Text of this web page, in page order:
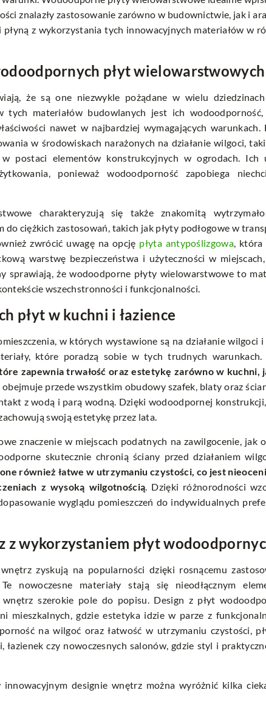
znalazły zastosowanie zarówno w budownictwie, jak i
z wykorzystania tych innowacyjnych materiałów w
płyt wielowarstwowych
że są one niezwykle pożądane w wielu
tych materiałów budowlanych jest ich
nawet w najbardziej wymagających warunkach.
w środowiskach narażonych na działanie wilgoci,
postaci elementów konstrukcyjnych w ogrodach. Ich
ponieważ wodoodporność zapobiega
charakteryzują się także znakomitą
do ciężkich zastosowań, takich jak płyty podłogowe w
zwrócić uwagę na opcję płyta antypoślizgowa, która
warstwę bezpieczeństwa i użyteczności w
sprawiają, że wodoodporne płyty wielowarstwowe to
wszechstronności i funkcjonalności.
płyt w kuchni i łazience
w których wystawione są na działanie wilgoci i
które poradzą sobie w tych trudnych warunkach.
zapewnia trwałość oraz estetykę zarówno w kuchni,
obejmuje przede wszystkim obudowy szafek, blaty oraz
z wodą i parą wodną. Dzięki wodoodpornej
swoją estetykę przez lata.
znaczenie w miejscach podatnych na zawilgocenie, jak
skutecznie chronią ściany przed działaniem
one również łatwe w utrzymaniu czystości, co jest
z wysoką wilgotnością . Dzięki różnorodności
wyglądu pomieszczeń do indywidualnych
z wykorzystaniem płyt
zyskują na popularności dzięki rosnącemu
nowoczesne materiały stają się nieodłącznym
szerokie pole do popisu. Design z płyt
mieszkalnych, gdzie estetyka idzie w parze z
na wilgoć oraz łatwość w utrzymaniu czystości,
czy nowoczesnych salonów, gdzie styl i
designie wnętrz można wyróżnić kilka